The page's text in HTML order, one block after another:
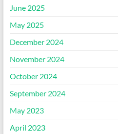
June 2025
May 2025
December 2024
November 2024
October 2024
September 2024
May 2023
April 2023